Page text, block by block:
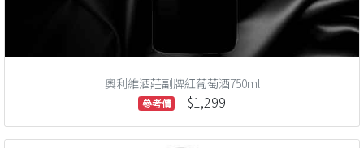
奧利維酒莊副牌紅葡萄酒750ml
參考價 $1,299